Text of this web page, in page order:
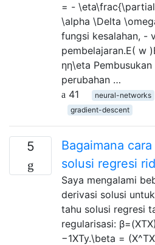
= -
\alpha \Delta
fungsi kesalahan, -
pembelajaran.E( w
ηη\eta
perubahan …
41
neural-networks
gradient-descent
5
Bagaimana
solusi regresi
Saya mengalami
derivasi solusi
tahu solusi regresi
regularisasi:
−1XTy.\beta =